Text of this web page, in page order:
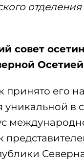
совет
его
уникальной в